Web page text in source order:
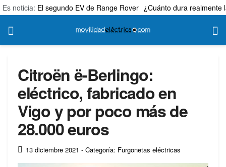
Es noticia: El segundo EV de Range Rover ¿Cuánto dura realmente
Citroën ë-Berlingo:
eléctrico, fabricado en
Vigo y por poco más de
28.000 euros
13 diciembre 2021 - Categoría: Furgonetas eléctricas